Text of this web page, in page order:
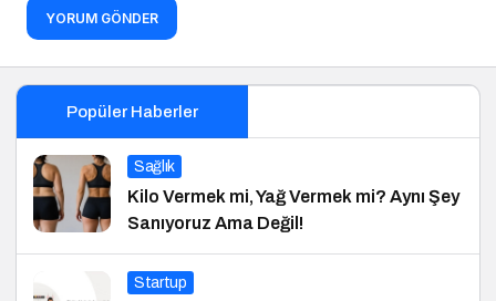
YORUM GÖNDER
Popüler Haberler
Sağlık
Kilo Vermek mi, Yağ Vermek mi? Aynı Şey
Sanıyoruz Ama Değil!
Startup